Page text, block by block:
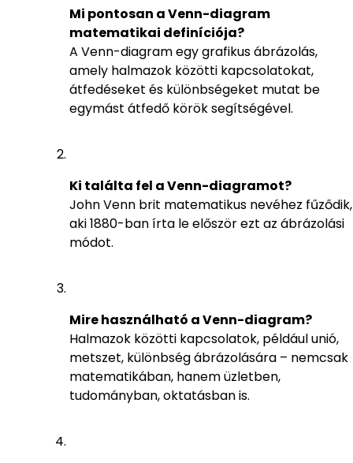
Mi pontosan a Venn-diagram
matematikai definíciója?
A Venn-diagram egy grafikus ábrázolás,
amely halmazok közötti kapcsolatokat,
átfedéseket és különbségeket mutat be
egymást átfedő körök segítségével.
Ki találta fel a Venn-diagramot?
John Venn brit matematikus nevéhez fűződik,
aki 1880-ban írta le először ezt az ábrázolási
módot.
Mire használható a Venn-diagram?
Halmazok közötti kapcsolatok, például unió,
metszet, különbség ábrázolására – nemcsak
matematikában, hanem üzletben,
tudományban, oktatásban is.